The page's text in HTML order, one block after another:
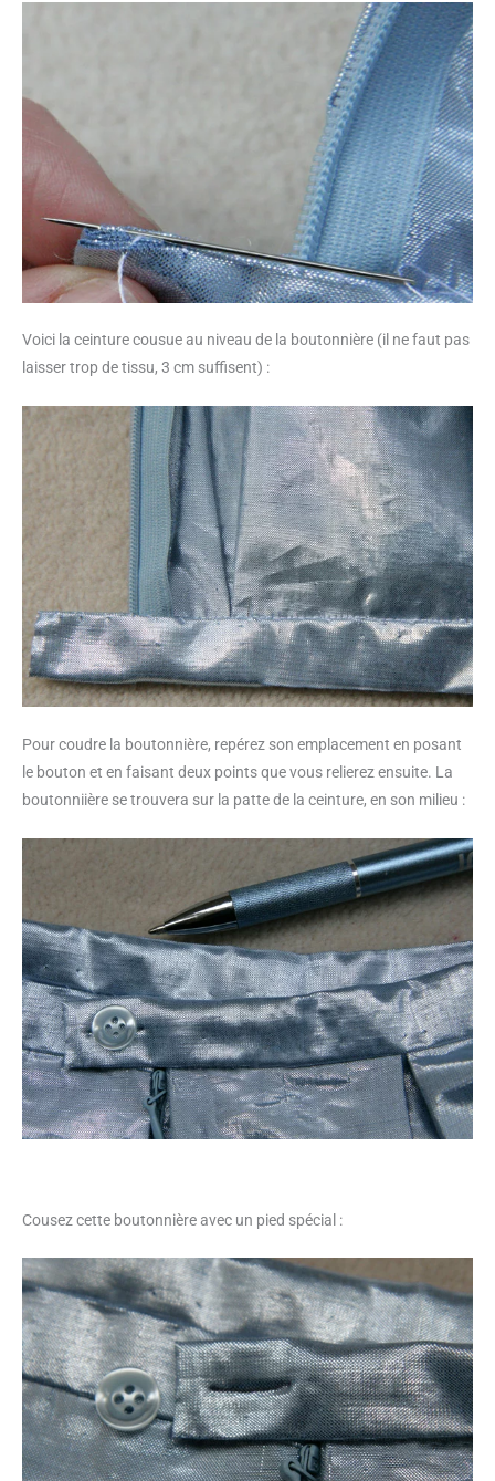
Voici la ceinture cousue au niveau de la boutonnière (il ne faut pas
laisser trop de tissu, 3 cm suffisent) :
Pour coudre la boutonnière, repérez son emplacement en posant
le bouton et en faisant deux points que vous relierez ensuite. La
boutonniière se trouvera sur la patte de la ceinture, en son milieu :
Cousez cette boutonnière avec un pied spécial :